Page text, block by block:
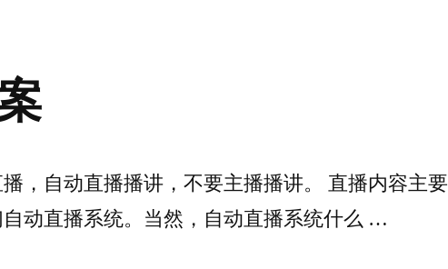
，自动直播播讲，不要主播播讲。 直播内容主要
动直播系统。当然，自动直播系统什么 …